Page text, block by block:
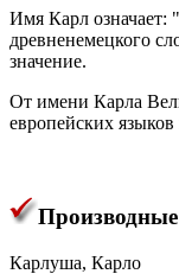
Имя Карл означает:
древненемецкого
значение.
От имени Карла
европейских
Карлуша, Карло